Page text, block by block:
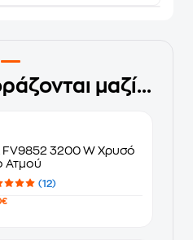
μαζί...
FV9852 3200 W Χρυσό
Ατμού
(12)